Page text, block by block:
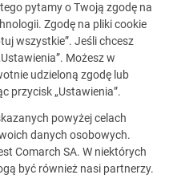
oferty
pytamy o Twoją zgodę na
Zgodę na pliki cookie
wszystkie”. Jeśli chcesz
Możesz w
udzieloną zgodę lub
przycisk „Ustawienia”.
powyżej celach
danych osobowych.
Comarch SA. W niektórych
być również nasi partnerzy.